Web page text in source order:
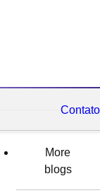
Contato
More
blogs